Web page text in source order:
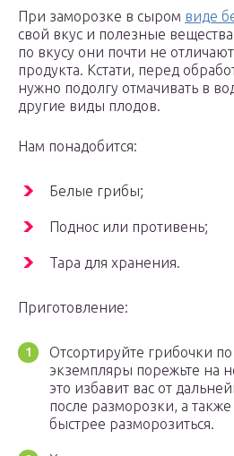
При заморозке в сыром виде
свой вкус и полезные
по вкусу они почти не
продукта. Кстати, перед
нужно подолгу отмачивать в
другие виды плодов.
Нам понадобится:
Белые грибы;
Поднос или противень;
Тара для хранения.
Приготовление:
Отсортируйте грибочки
экземпляры порежьте на
это избавит вас от
после разморозки, а
быстрее разморозиться.